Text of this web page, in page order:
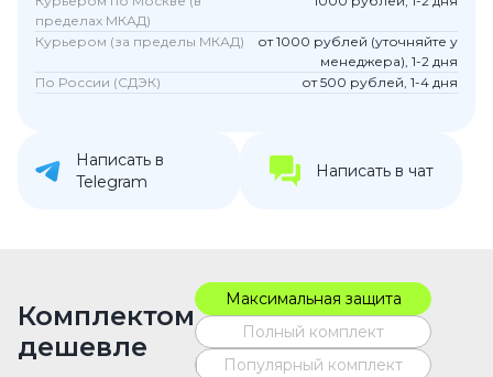
пределах МКАД)
Курьером (за пределы МКАД)
от 1000 рублей (уточняйте у
менеджера), 1-2 дня
По России (СДЭК)
от 500 рублей, 1-4 дня
Написать в
Telegram
Написать в чат
Комплектом
дешевле
Максимальная защита
Полный комплект
Популярный комплект